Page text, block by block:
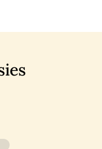
stoppen, moet er
te blijven. Iemand is
van deze zaak